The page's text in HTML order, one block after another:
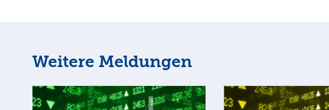
Weitere Meldungen